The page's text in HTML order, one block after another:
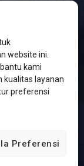
website ini.
kami
kualitas layanan
preferensi
Preferensi